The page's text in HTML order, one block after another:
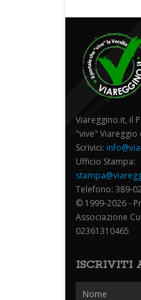
Viareggino.it, il
"vive" Viareggio
Scrivici:
Ufficio Stampa:
Telefono: 389-
© 1999-2026 -
Associazione
02361310465
ISCRIVITI